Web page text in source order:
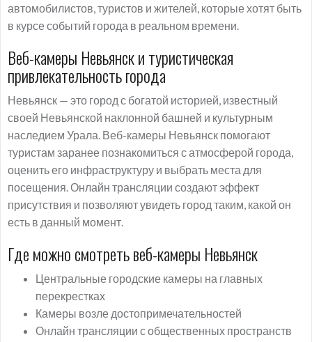
автомобилистов, туристов и жителей, которые хотят быть
в курсе событий города в реальном времени.
Веб-камеры Невьянск и туристическая
привлекательность города
Невьянск — это город с богатой историей, известный
своей Невьянской наклонной башней и культурным
наследием Урала. Веб-камеры Невьянск помогают
туристам заранее познакомиться с атмосферой города,
оценить его инфраструктуру и выбрать места для
посещения. Онлайн трансляции создают эффект
присутствия и позволяют увидеть город таким, какой он
есть в данный момент.
Где можно смотреть веб-камеры Невьянск
Центральные городские камеры на главных
перекрестках
Камеры возле достопримечательностей
Онлайн трансляции с общественных пространств